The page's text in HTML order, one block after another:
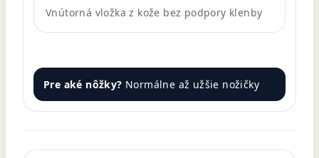
Vnútorná vložka z kože bez podpory klenby
Pre aké nôžky? Normálne až užšie nožičky